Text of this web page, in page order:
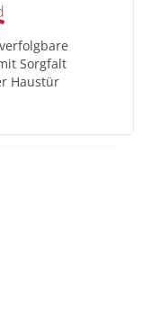
Sorgfalt
Haustür